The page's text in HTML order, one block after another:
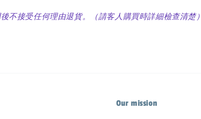
不接受任何理由退貨。（請客人購買時詳細檢查清楚）
Our mission